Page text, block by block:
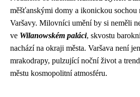
měšťanskými domy a ikonickou sochou
Varšavy. Milovníci umění by si neměli
ve Wilanowském paláci, skvostu
nachází na okraji města. Varšava není
mrakodrapy, pulzující noční život a
městu kosmopolitní atmosféru.